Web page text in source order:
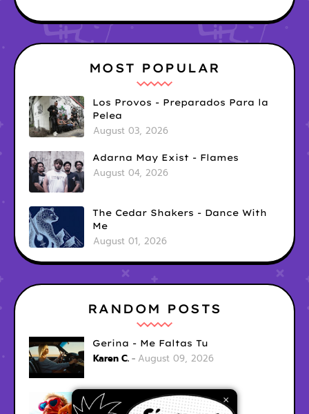
×
MOST POPULAR
Los Provos - Preparados Para la
Pelea
August 03, 2026
Adarna May Exist - Flames
August 04, 2026
The Cedar Shakers - Dance With
Me
August 01, 2026
RANDOM POSTS
Gerina - Me Faltas Tu
Karen C. August 09, 2026
jak demo - trojan war